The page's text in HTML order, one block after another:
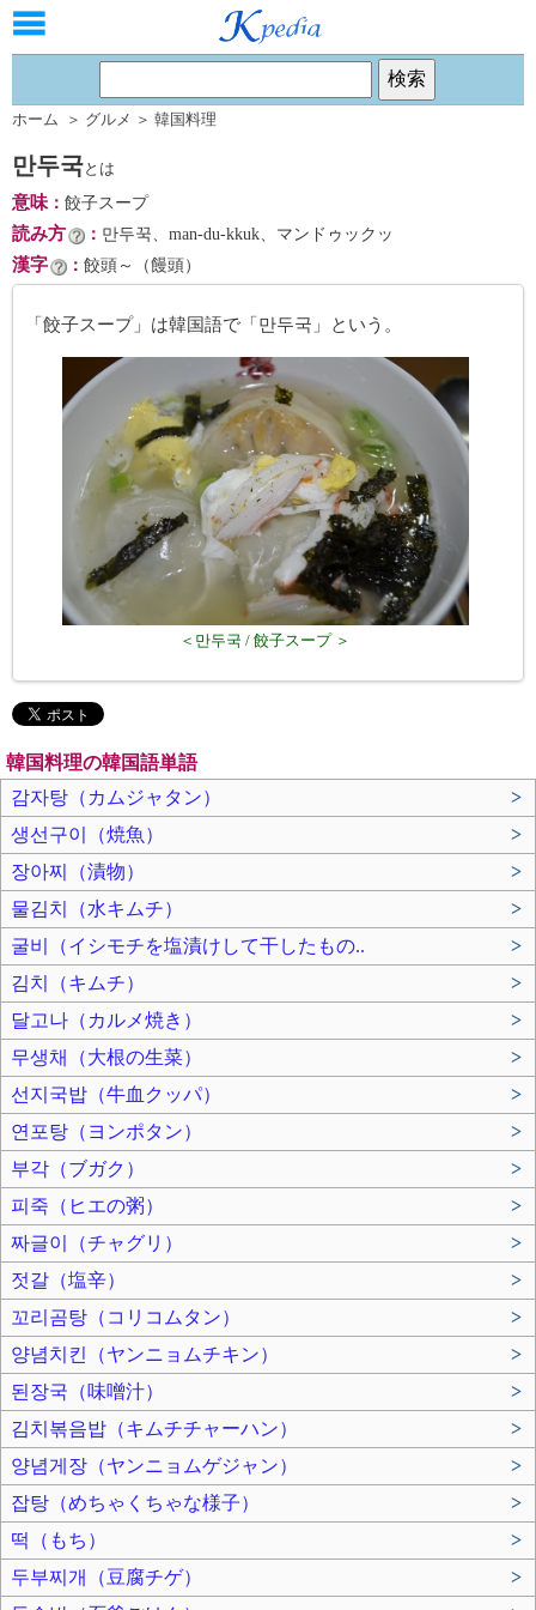
ホーム ＞ グルメ ＞ 韓国料理
만두국とは
意味： 餃子スープ
読み方 ： 만두꾹、man-du-kkuk、マンドゥックッ
漢字 ： 餃頭～（饅頭）
「餃子スープ」は韓国語で「만두국」という。
＜만두국 / 餃子スープ ＞
韓国料理の韓国語単語
감자탕（カムジャタン）
>
생선구이（焼魚）
>
장아찌（漬物）
>
물김치（水キムチ）
>
굴비（イシモチを塩漬けして干したもの..
>
김치（キムチ）
>
달고나（カルメ焼き）
>
무생채（大根の生菜 ）
>
선지국밥（牛血クッパ）
>
연포탕（ヨンポタン）
>
부각（ブガク）
>
피죽（ヒエの粥）
>
짜글이（チャグリ）
>
젓갈（塩辛）
>
꼬리곰탕（コリコムタン）
>
양념치킨（ヤンニョムチキン）
>
된장국（味噌汁）
>
김치볶음밥（キムチチャーハン）
>
양념게장（ヤンニョムゲジャン）
>
잡탕（めちゃくちゃな様子）
>
떡（もち）
>
두부찌개（豆腐チゲ）
>